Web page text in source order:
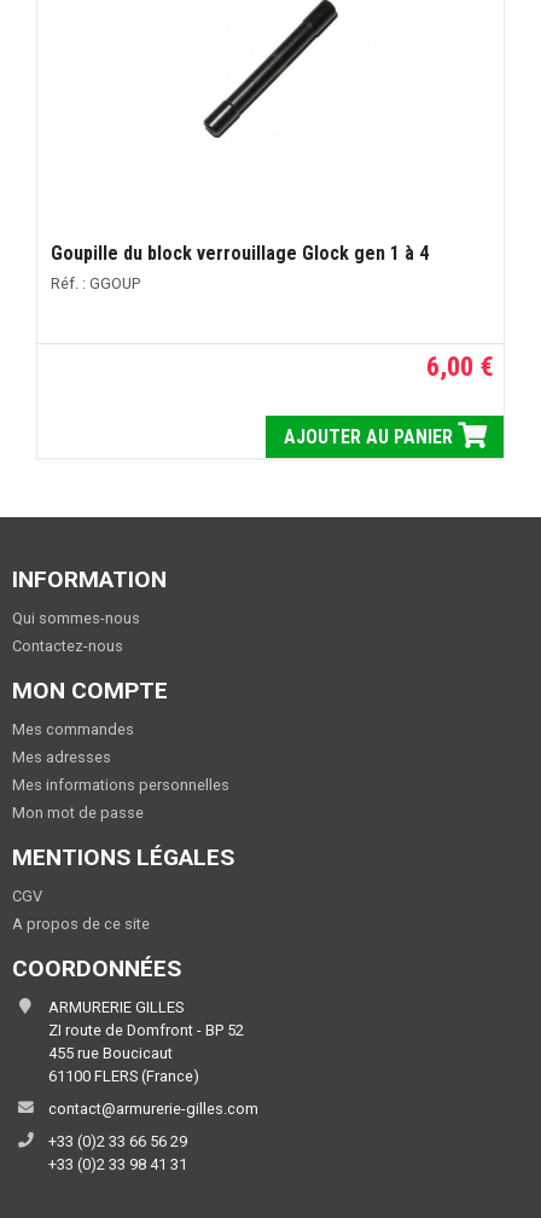
Goupille du block verrouillage Glock gen 1 à 4
Réf. : GGOUP
6,00 €
AJOUTER AU PANIER
INFORMATION
Qui sommes-nous
Contactez-nous
MON COMPTE
Mes commandes
Mes adresses
Mes informations personnelles
Mon mot de passe
MENTIONS LÉGALES
CGV
A propos de ce site
COORDONNÉES
ARMURERIE GILLES
ZI route de Domfront - BP 52
455 rue Boucicaut
61100 FLERS (France)
contact@armurerie-gilles.com
+33 (0)2 33 66 56 29
+33 (0)2 33 98 41 31